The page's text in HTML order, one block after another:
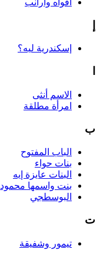
أفواه وأرانب
إسكندرية ليه؟
الاسم أنثى
امرأة مطلقة
ب
الباب المفتوح
بنات حواء
البنات عايزة إيه
بنت واسمها محمود
البوسطجي
ت
تيمور وشفيقة